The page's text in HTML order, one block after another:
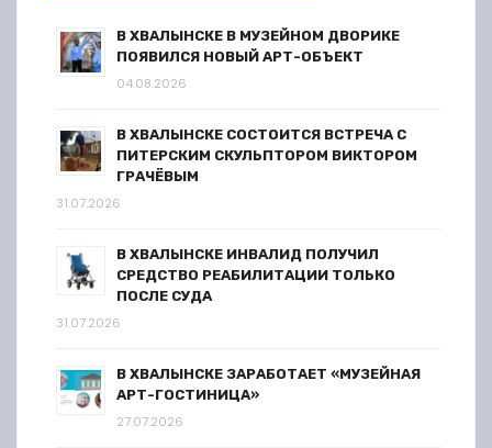
В ХВАЛЫНСКЕ В МУЗЕЙНОМ ДВОРИКЕ
ПОЯВИЛСЯ НОВЫЙ АРТ-ОБЪЕКТ
04.08.2026
В ХВАЛЫНСКЕ СОСТОИТСЯ ВСТРЕЧА С
ПИТЕРСКИМ СКУЛЬПТОРОМ ВИКТОРОМ
ГРАЧЁВЫМ
31.07.2026
В ХВАЛЫНСКЕ ИНВАЛИД ПОЛУЧИЛ
СРЕДСТВО РЕАБИЛИТАЦИИ ТОЛЬКО
ПОСЛЕ СУДА
31.07.2026
В ХВАЛЫНСКЕ ЗАРАБОТАЕТ «МУЗЕЙНАЯ
АРТ-ГОСТИНИЦА»
27.07.2026